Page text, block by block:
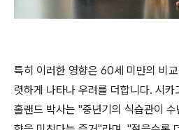
특히 이러한 영향은 60세 미만의 비
렷하게 나타나 우려를 더합니다. 시
홀랜드 박사는 "중년기의 식습관이